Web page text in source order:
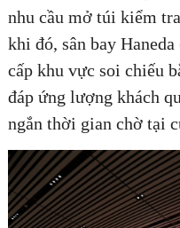
nhu cầu mở túi kiểm
khi đó, sân bay
cấp khu vực soi chiếu
đáp ứng lượng khách
ngắn thời gian chờ tại